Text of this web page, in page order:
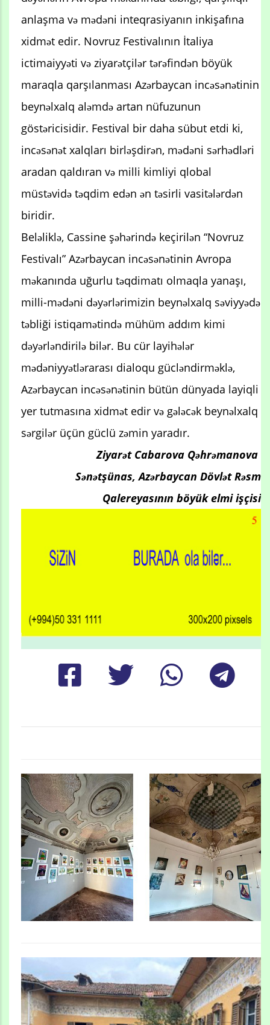
anlaşma və mədəni inteqrasiyanın inkişafına
xidmət edir. Novruz Festivalının İtaliya
ictimaiyyəti və ziyarətçilər tərəfindən böyük
maraqla qarşılanması Azərbaycan incəsənətinin
beynəlxalq aləmdə artan nüfuzunun
göstəricisidir. Festival bir daha sübut etdi ki,
incəsənət xalqları birləşdirən, mədəni sərhədləri
aradan qaldıran və milli kimliyi qlobal
müstəvidə təqdim edən ən təsirli vasitələrdən
biridir.
Beləliklə, Cassine şəhərində keçirilən “Novruz
Festivalı” Azərbaycan incəsənətinin Avropa
məkanında uğurlu təqdimatı olmaqla yanaşı,
milli-mədəni dəyərlərimizin beynəlxalq səviyyədə
təbliği istiqamətində mühüm addım kimi
dəyərləndirilə bilər. Bu cür layihələr
mədəniyyətlərarası dialoqu gücləndirməklə,
Azərbaycan incəsənətinin bütün dünyada layiqli
yer tutmasına xidmət edir və gələcək beynəlxalq
sərgilər üçün güclü zəmin yaradır.
Ziyarət Cabarova Qəhrəmanova
Sənətşünas, Azərbaycan Dövlət Rəsm
Qalereyasının böyük elmi işçisi